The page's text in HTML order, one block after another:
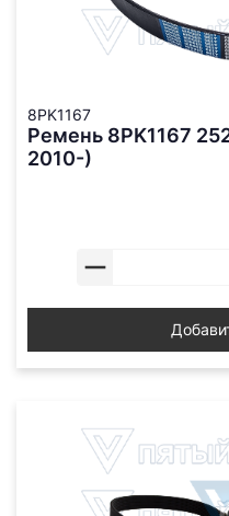
8PK1167
Ремень 8PK1167
2010-)